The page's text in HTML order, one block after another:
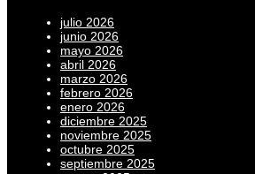
julio 2026
junio 2026
mayo 2026
abril 2026
marzo 2026
febrero 2026
enero 2026
diciembre 2025
noviembre 2025
octubre 2025
septiembre 2025